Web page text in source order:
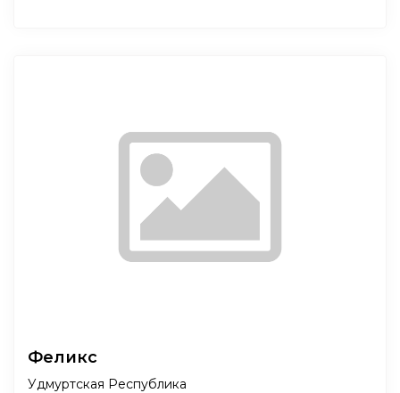
Феликс
Удмуртская Республика